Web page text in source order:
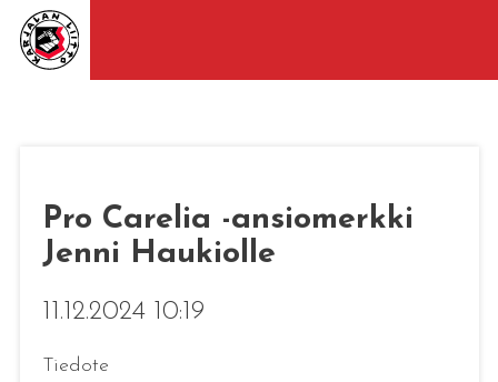
Pro Carelia -ansiomerkki
Jenni Haukiolle
11.12.2024 10:19
Tiedote